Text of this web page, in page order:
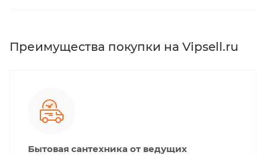
Преимущества покупки на Vipsell.ru
Бытовая сантехника от ведущих